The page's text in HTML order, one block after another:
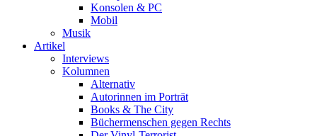
Konsolen & PC
Mobil
Musik
Artikel
Interviews
Kolumnen
Alternativ
Autorinnen im Porträt
Books & The City
Büchermenschen gegen Rechts